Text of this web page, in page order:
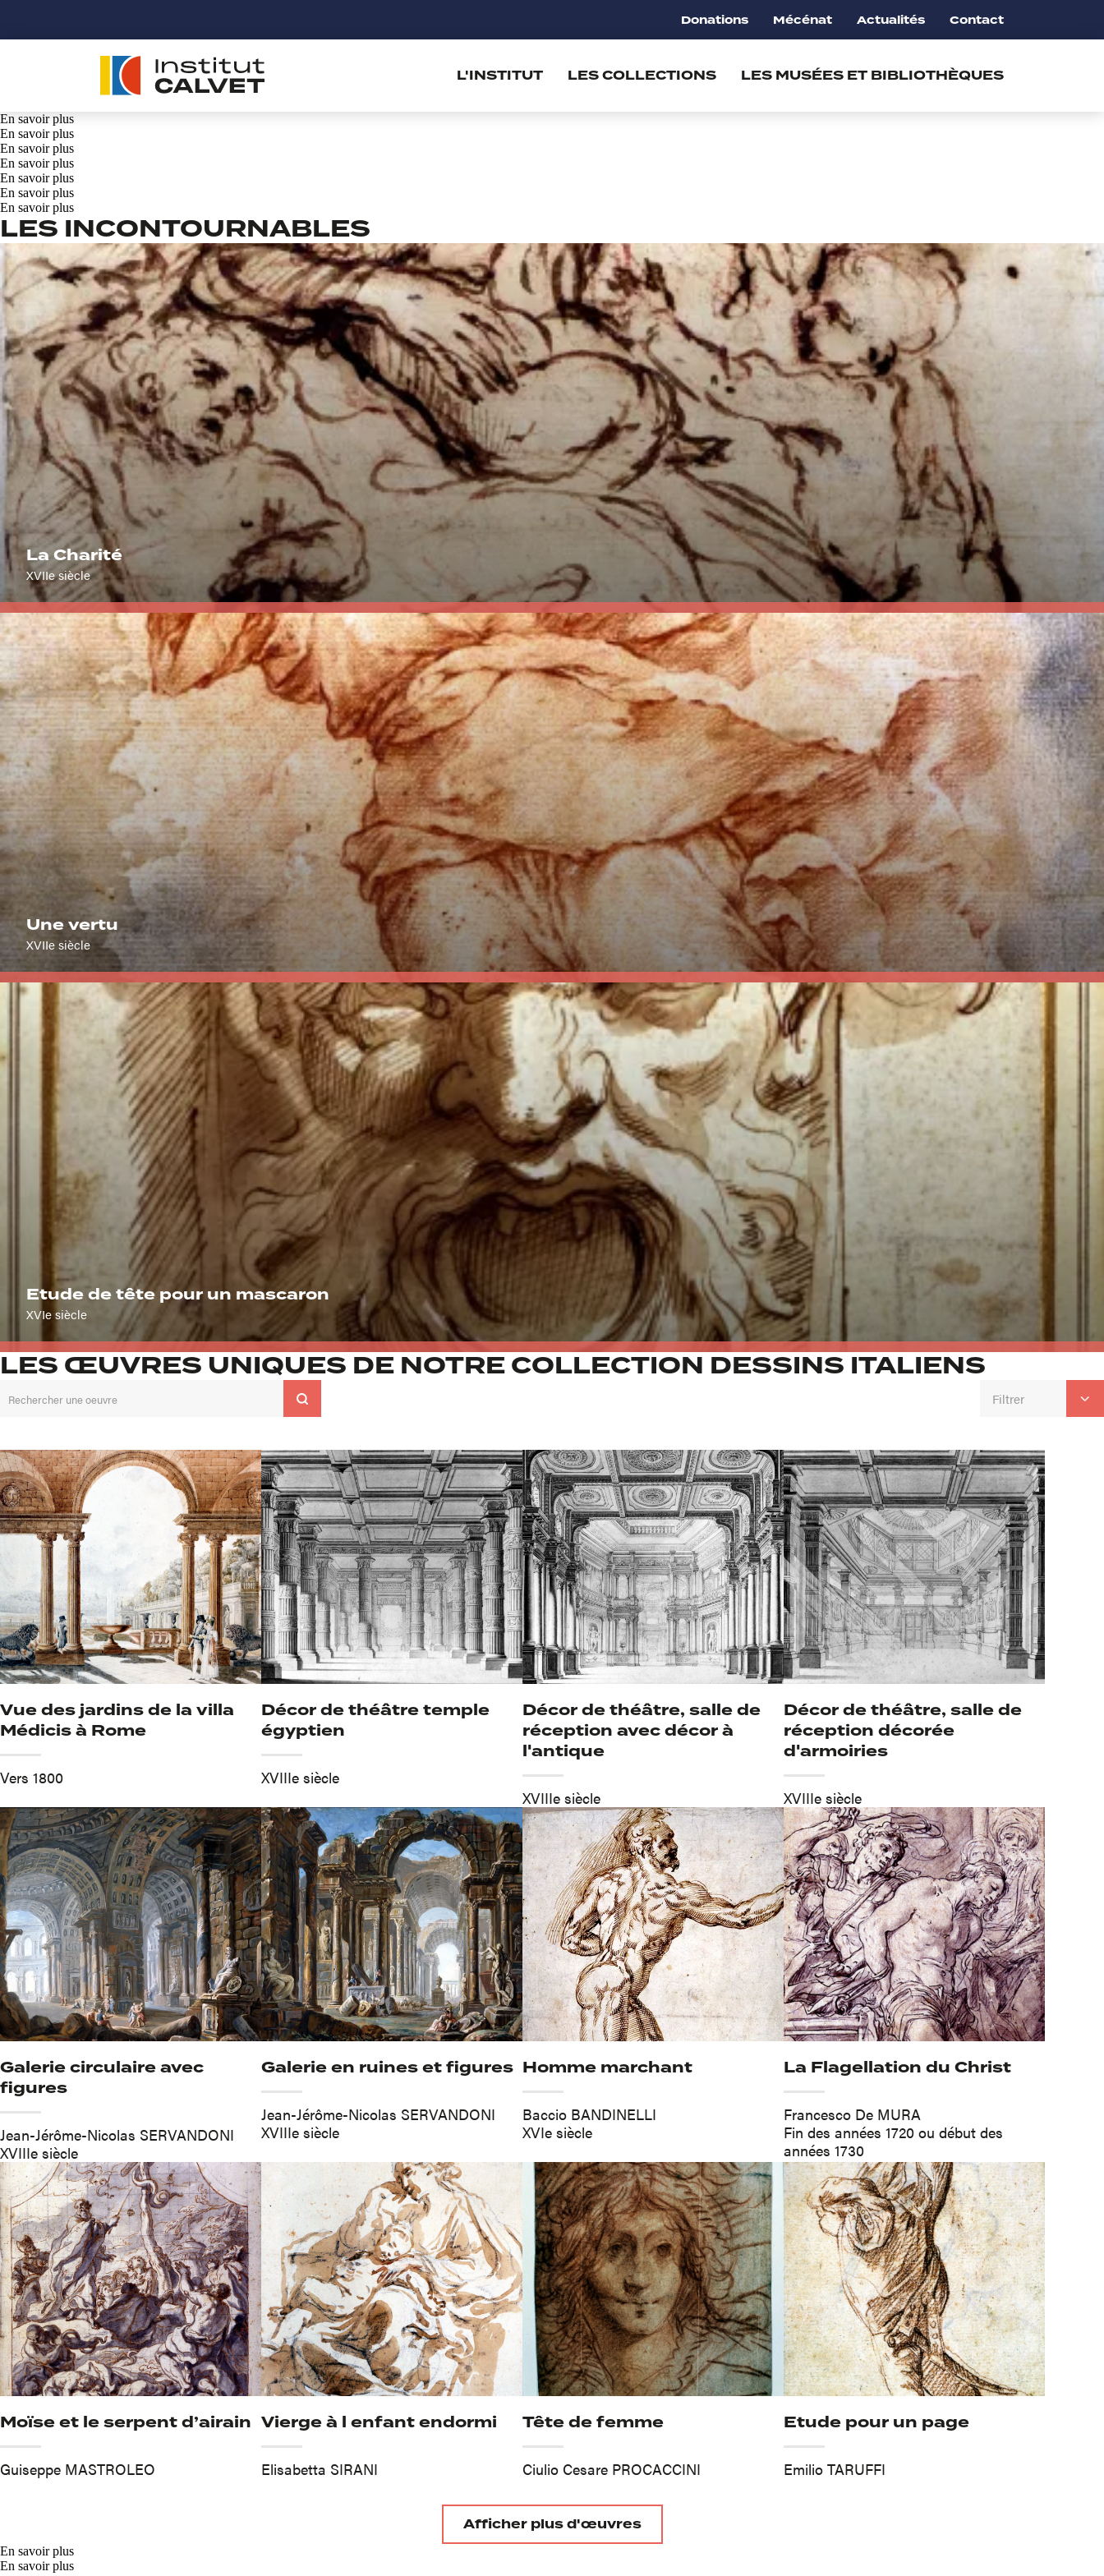
Donations Mécénat Actualités Contact
L'INSTITUT LES COLLECTIONS LES MUSÉES ET BIBLIOTHÈQUES
En savoir plus
En savoir plus
En savoir plus
En savoir plus
En savoir plus
En savoir plus
En savoir plus
LES INCONTOURNABLES
La Charité
XVIIe siècle
Une vertu
XVIIe siècle
Etude de tête pour un mascaron
XVIe siècle
LES ŒUVRES UNIQUES DE NOTRE COLLECTION DESSINS ITALIENS
Filtrer
Vue des jardins de la villa
Médicis à Rome
Vers 1800
Décor de théâtre temple
égyptien
XVIIIe siècle
Décor de théâtre, salle de
réception avec décor à
l'antique
XVIIIe siècle
Décor de théâtre, salle de
réception décorée
d'armoiries
XVIIIe siècle
Galerie circulaire avec
figures
Jean-Jérôme-Nicolas SERVANDONI
XVIIIe siècle
Galerie en ruines et figures
Jean-Jérôme-Nicolas SERVANDONI
XVIIIe siècle
Homme marchant
Baccio BANDINELLI
XVIe siècle
La Flagellation du Christ
Francesco De MURA
Fin des années 1720 ou début des
années 1730
Moïse et le serpent d’airain
Guiseppe MASTROLEO
Vierge à l enfant endormi
Elisabetta SIRANI
Tête de femme
Ciulio Cesare PROCACCINI
Etude pour un page
Emilio TARUFFI
Afficher plus d'œuvres
En savoir plus
En savoir plus